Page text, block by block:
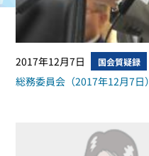
2017年12月7日 国会質疑録
総務委員会（2017年12月7日）